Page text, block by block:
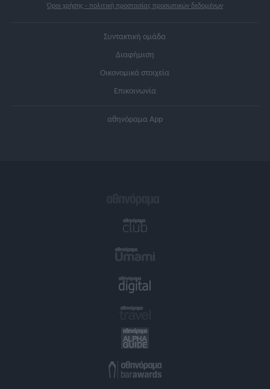
Όροι χρήσης - πολιτική προστασίας προσωπικών δεδομένων
Συντακτική ομάδα
Διαφήμιση
Οικονομικά στοιχεία
Επικοινωνία
αθηνόραμα App